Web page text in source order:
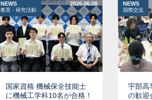
NEWS
教育・研究活動
2026.06.08
国家資格 機械保全技能士
に機械工学科10名が合格！
NEWS
国際交流
宇部高
の歓迎